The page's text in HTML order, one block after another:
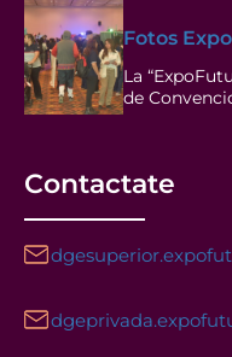
Fotos
La
de
Contactate